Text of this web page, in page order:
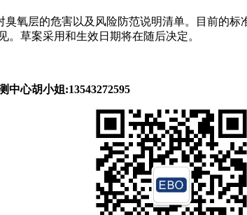
层的危害以及风险防范说明清单。目前的标
。草案采用和生效日期将在随后决定。
心胡小姐:13543272595